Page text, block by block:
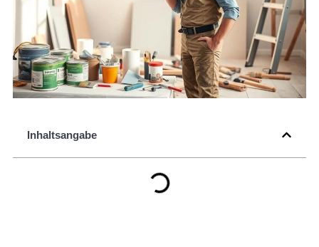
Inhaltsangabe